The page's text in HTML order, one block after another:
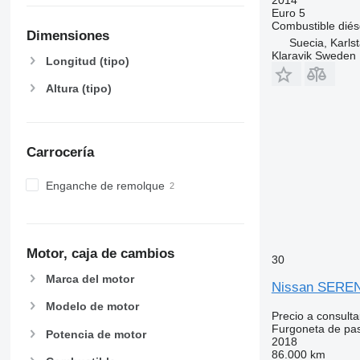
Dimensiones
Longitud (tipo)
Altura (tipo)
Carrocería
Enganche de remolque
Motor, caja de cambios
Marca del motor
Modelo de motor
Potencia de motor
Euro 5
Combustible
Suecia,
Klaravik Sweden
30
Nissan
Precio a
Furgoneta de
2018
86.000 km